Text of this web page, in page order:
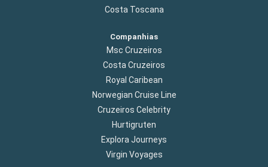
Costa Toscana
Companhias
Msc Cruzeiros
Costa Cruzeiros
Royal Caribean
Norwegian Cruise Line
Cruzeiros Celebrity
Hurtigruten
Explora Journeys
Virgin Voyages